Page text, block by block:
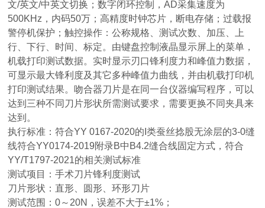
文/英文/中英文切换；数字闭环控制，AD采集速度为
500KHz，内码50万；高精度时钟芯片，断电存储；过载报
警停机保护；触控操作：公称规格、测试次数、加压、上
行、下行、时间、标定。由键盘控制液晶显示屏上的菜单，
机载打印测试数据。实时显示刃口锋利度力和峰值力数据，
可显示最大锋利度及其它多种峰值力曲线，并由机载打印机
打印测试结果。吻合器刀片是在同一台仪器编写程序，可以
达到三种不同刀片形状所需测试要求，需要更换不同夹具来
达到。
执行标准：符合YY 0167-2020的I类蚕丝捻股无涂层的3-0缝
线符合YY0174-2019附录B中B4.2缝合线固定方式，符合
YY/T1797-2021的相关测试标准
测试项目：手术刀片锋利度测试
刀片形状：直形、圆形、环形刀片
测试范围：0～20N，误差不大于±1%；